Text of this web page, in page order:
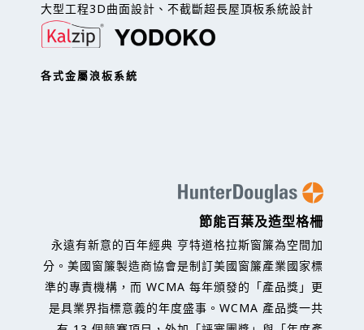
大型工程3D曲面設計、不截斷超長屋頂板系統設計
各式金屬浪板系統
節能百葉及造型格柵
永遠有新意的百年經典 亨特道格拉斯窗簾為空間加
分。美國窗簾製造商協會是制訂美國窗簾產業國家標
準的專責機構，而 WCMA 每年頒發的「產品獎」更
是具業界指標意義的年度盛事。WCMA 產品獎一共